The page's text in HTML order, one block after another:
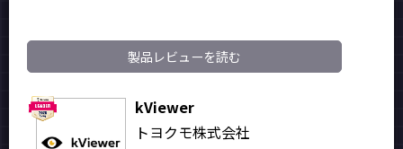
製品レビューを読む
kViewer
トヨクモ株式会社